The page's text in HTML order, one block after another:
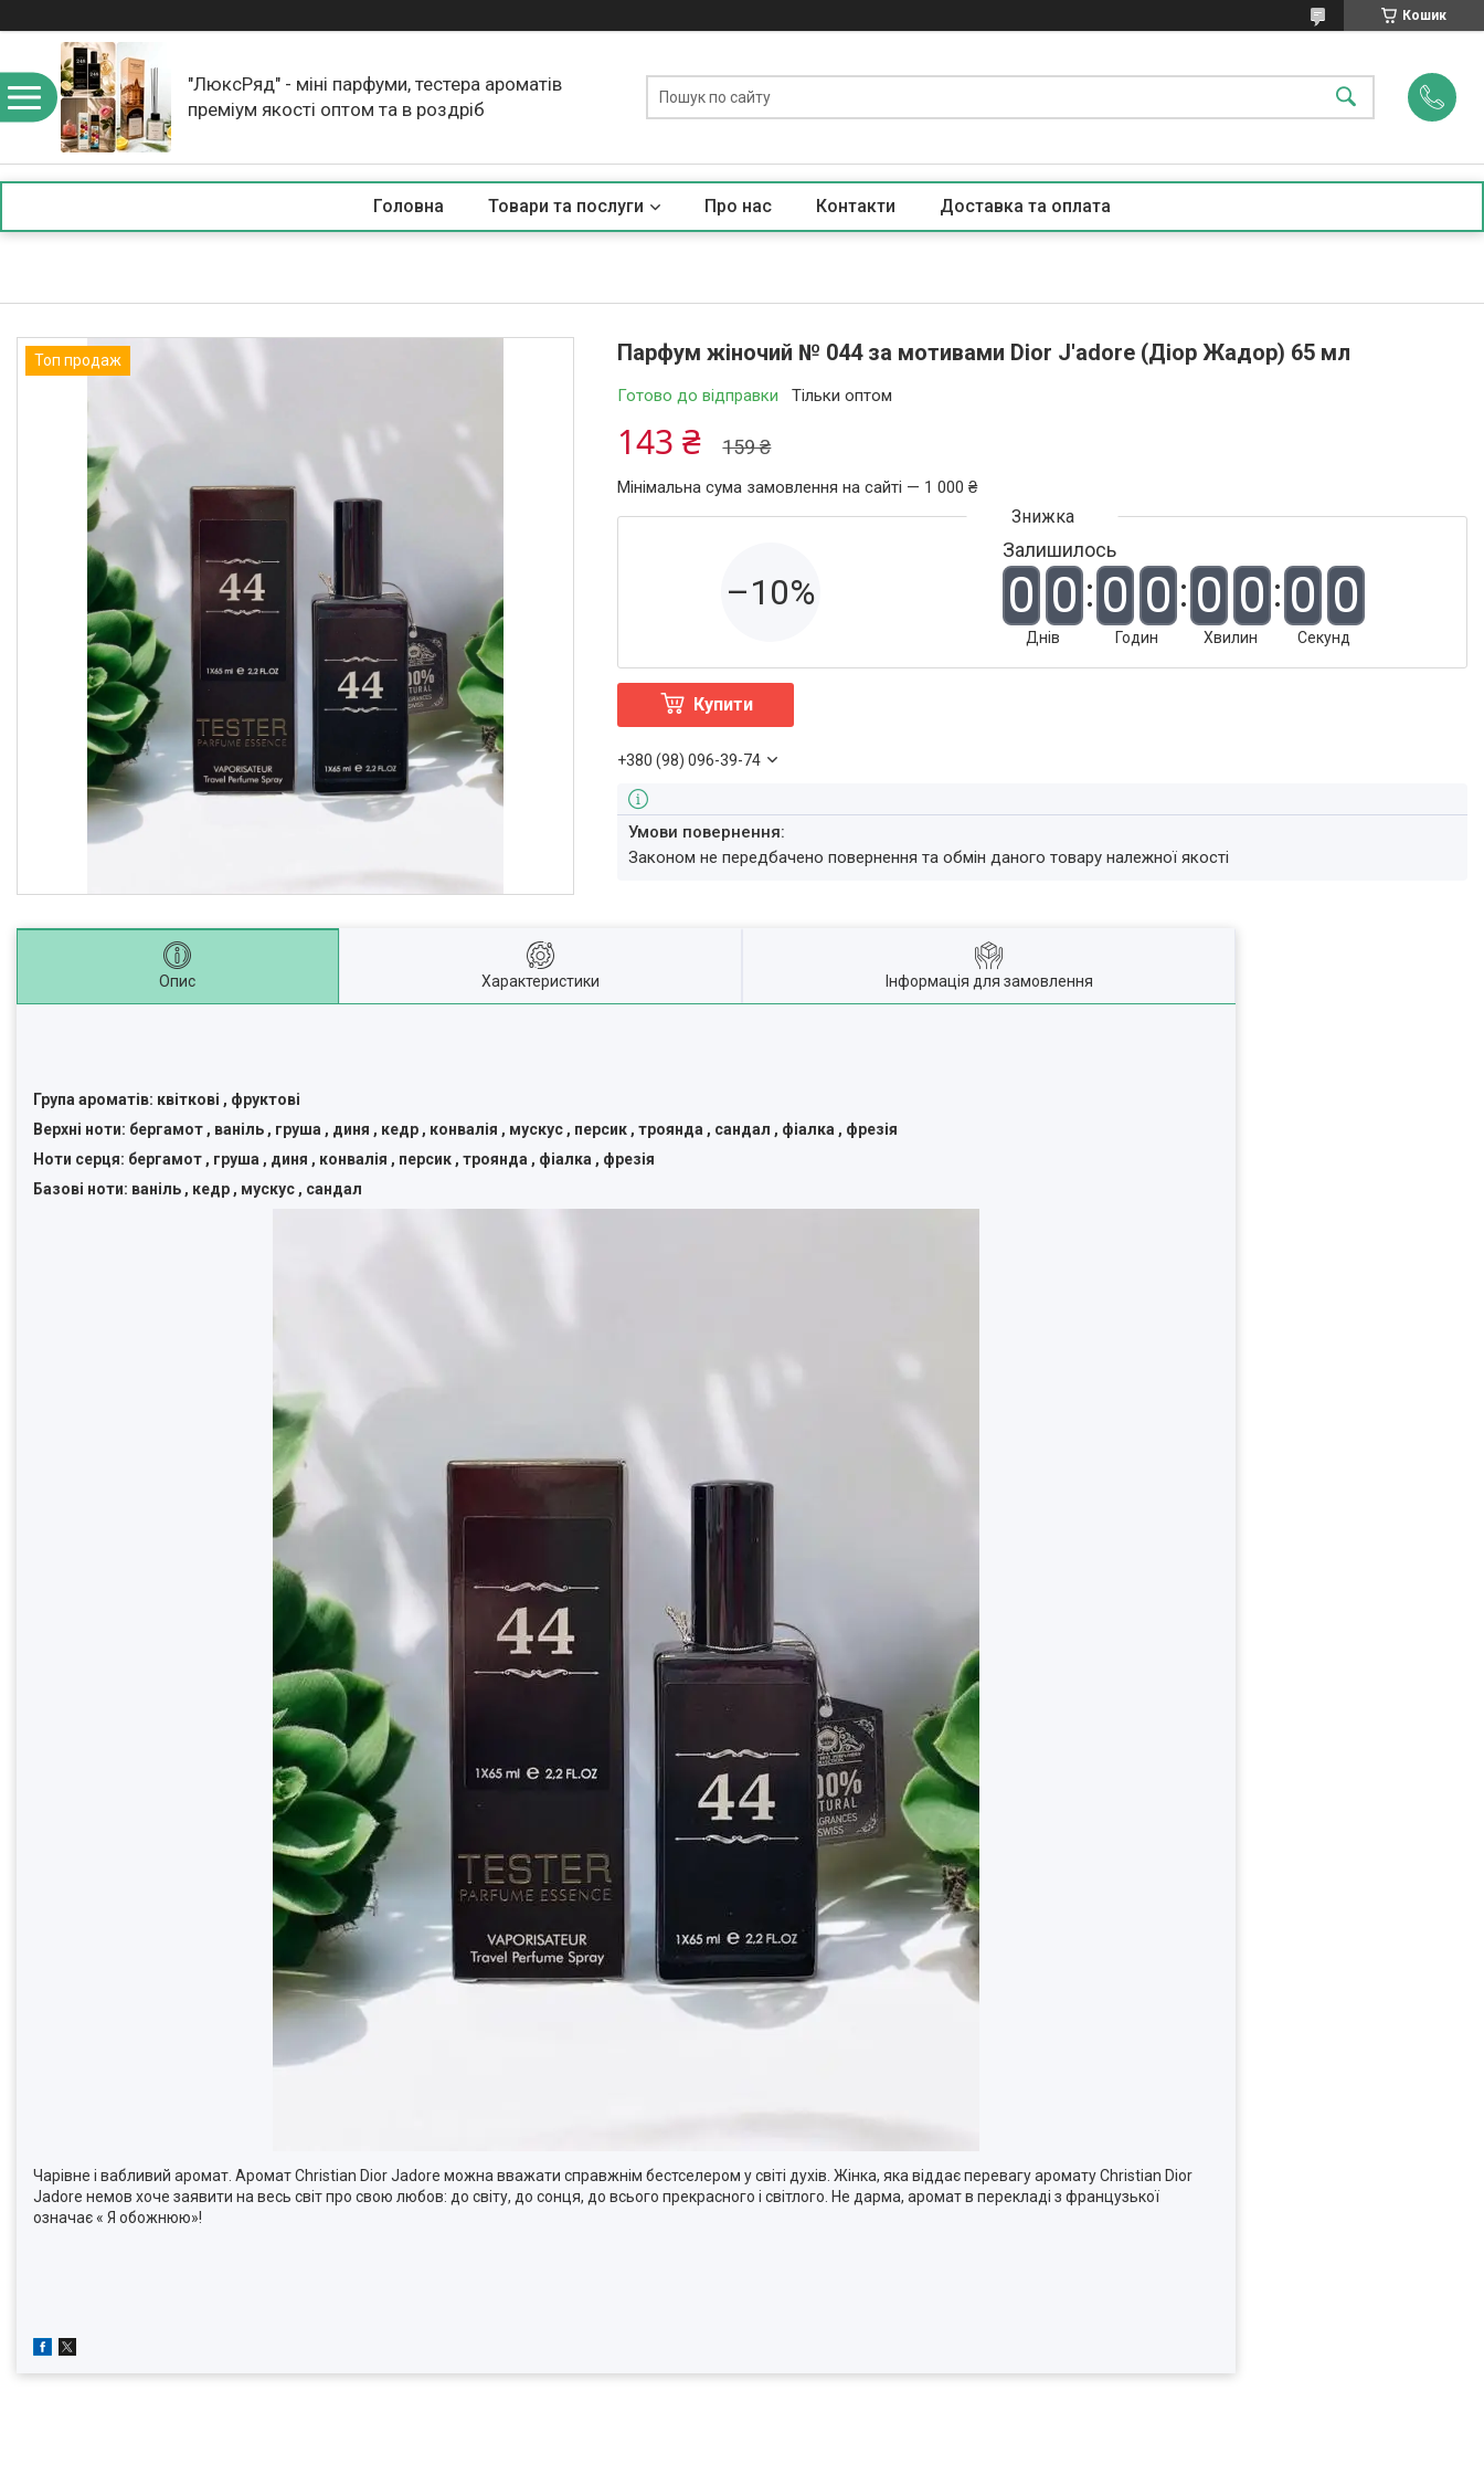
Кошик
"ЛюксРяд" - міні парфуми, тестера ароматів
преміум якості оптом та в роздріб
Головна Товари та послуги Про нас Контакти Доставка та оплата
Топ продаж Парфум жіночий № 044 за мотивами Dior J'adore (Діор Жадор) 65 мл
Готово до відправки Тільки оптом
159 ₴
143 ₴
Мінімальна сума замовлення на сайті — 1 000 ₴
–10%
Залишилось
0 0
Днів
0 0
Годин
0 0
Хвилин
0 0
Секунд
Купити
+380 (98) 096-39-74
Законом не передбачено повернення та обмін даного товару належної якості
Опис Характеристики Інформація для замовлення
Група ароматів: квіткові , фруктові
Верхні ноти: бергамот , ваніль , груша , диня , кедр , конвалія , мускус , персик , троянда , сандал , фіалка , фрезія
Ноти серця: бергамот , груша , диня , конвалія , персик , троянда , фіалка , фрезія
Базові ноти: ваніль , кедр , мускус , сандал
Чарівне і вабливий аромат. Аромат Christian Dior Jadore можна вважати справжнім бестселером у світі духів. Жінка, яка віддає перевагу аромату Christian Dior
Jadore немов хоче заявити на весь світ про свою любов: до світу, до сонця, до всього прекрасного і світлого. Не дарма, аромат в перекладі з французької
означає « Я обожнюю»!